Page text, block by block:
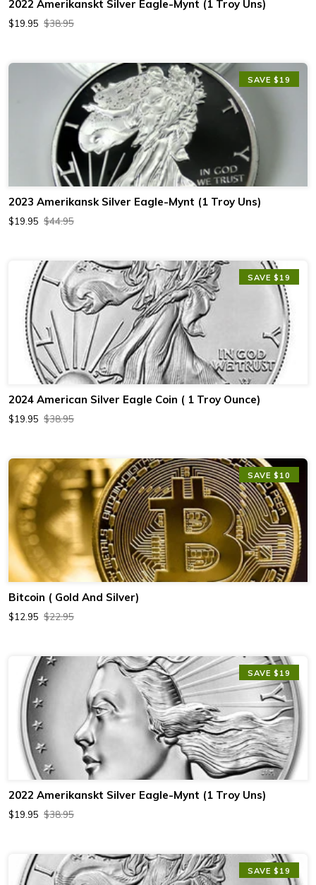
2022 Amerikanskt Silver Eagle-Mynt (1 Troy Uns)
$19.95 $38.95
SAVE $19
2023 Amerikansk Silver Eagle-Mynt (1 Troy Uns)
$19.95 $44.95
SAVE $19
2024 American Silver Eagle Coin ( 1 Troy Ounce)
$19.95 $38.95
SAVE $10
Bitcoin ( Gold And Silver)
$12.95 $22.95
SAVE $19
2022 Amerikanskt Silver Eagle-Mynt (1 Troy Uns)
$19.95 $38.95
SAVE $19